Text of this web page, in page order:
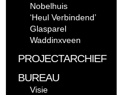
Nobelhuis
‘Heul Verbindend’
Glasparel
Waddinxveen
PROJECTARCHIEF
BUREAU
Visie